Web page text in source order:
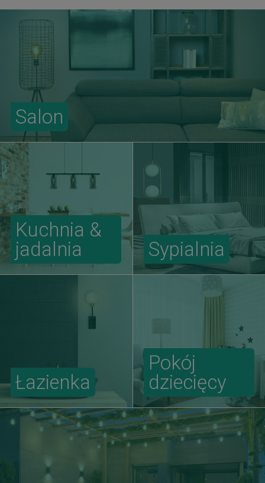
Salon
Kuchnia &
jadalnia
Sypialnia
Łazienka
Pokój
dziecięcy